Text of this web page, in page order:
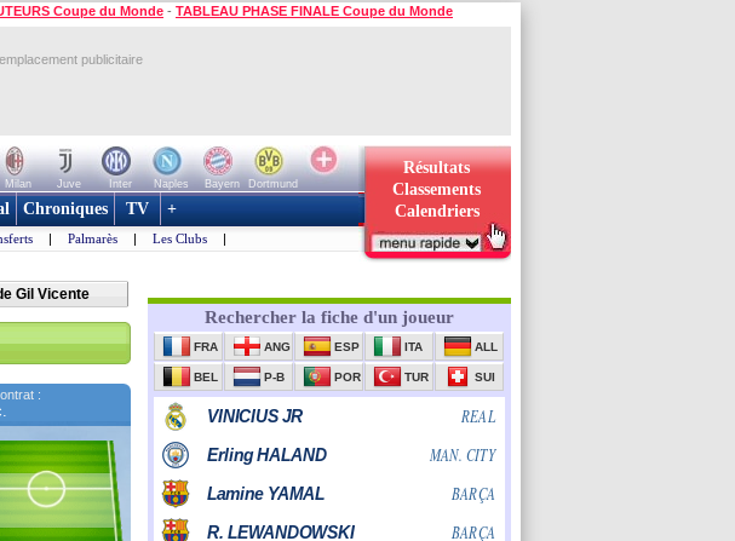
Coupe du Monde - TABLEAU PHASE FINALE Coupe du Monde
emplacement publicitaire
Milan Juve Inter Naples Bayern
Dortmund
Résultats
Classements
Calendriers
Chroniques TV +
| Palmarès | Les Clubs |
Gil Vicente
: